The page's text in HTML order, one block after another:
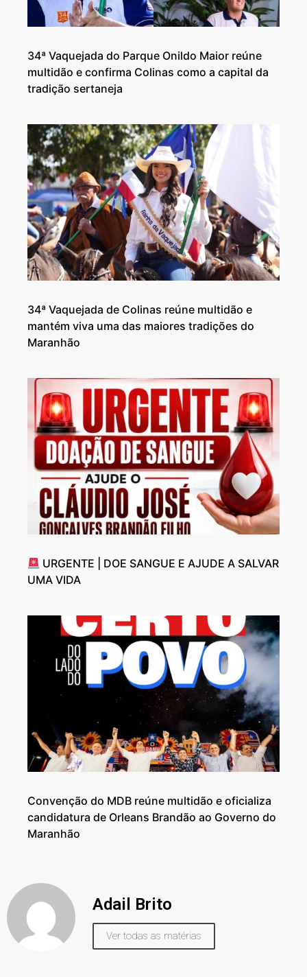
34ª Vaquejada do Parque Onildo Maior reúne
multidão e confirma Colinas como a capital da
tradição sertaneja
34ª Vaquejada de Colinas reúne multidão e
mantém viva uma das maiores tradições do
Maranhão
URGENTE | DOE SANGUE E AJUDE A SALVAR
UMA VIDA
Convenção do MDB reúne multidão e oficializa
candidatura de Orleans Brandão ao Governo do
Maranhão
Adail Brito
Ver todas as matérias